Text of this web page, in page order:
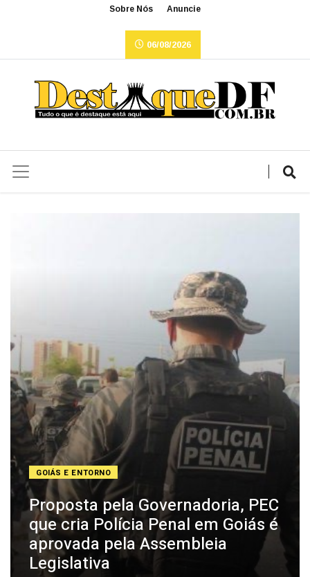
Sobre Nós Anuncie
06/08/2026
GOIÁS E ENTORNO
Proposta pela Governadoria, PEC
que cria Polícia Penal em Goiás é
aprovada pela Assembleia
Legislativa